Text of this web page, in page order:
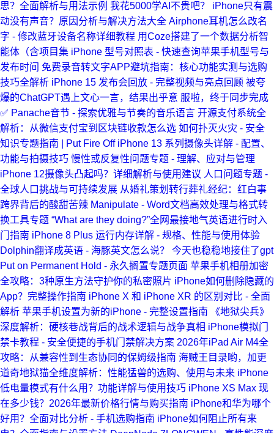
思？全面解析与用法示例 我花5000学AI不贵吧？
iPhone只有震
动没有声音？原因分析与解决方法大全 Airphone耳机怎么改名
字 - 修改蓝牙设备名称详细教程 用Coze搭建了一个数据分析智
能体（含项目集 iPhone 型号对照表 - 快速查询苹果手机型号与
发布时间 免费录音转文字APP避坑指南：核心功能实测与选购
技巧全解析 iPhone 15 发布会回放 - 完整视频与亮点回顾 被夸
爆的ChatGPT遇上文心一言，结果出乎意 服啦，终于同步完成
✅ Panache音节 - 探索优雅与节奏的音乐语言 开源支付系统全
解析：从微信支付宝到区块链收款怎么选 如何扑灭火灾 - 安全
知识专题指南 | Put Fire Off iPhone 13 系列摄像头详解 - 配置、
功能与拍摄技巧 慢性或反复性问题专题 - 理解、应对与管理
iPhone 12摄像头凸起吗？详细解析与使用建议 人口问题专题 -
全球人口挑战与可持续发展 从婚礼策划转行葬礼经纪：红白事
跨界背后的酸甜苦辣 Manipulate - Word文档高效处理与格式转
换工具专题 “What are they doing?”全网最接地气英语进行时入
门指南 iPhone 8 Plus 运行内存详解 - 规格、性能与使用体验
Dolphin翻译成英语 - 海豚英文怎么说？
今天也稳稳地接住了gpt
Put on Permanent Hold - 永久搁置专题页面 苹果手机相册加密
全攻略：3种原生方法守护你的私密照片 iPhone如何删除隐藏的
App？完整操作指南 iPhone X 和 iPhone XR 的区别对比 - 全面
解析 苹果手机设置为新的iPhone - 完整设置指南
《地狱尖兵》
深度解析：硬核巷战背后的战术逻辑与战争真相 iPhone模拟门
禁卡教程 - 安全便捷的手机门禁解决方案 2026年iPad Air M4全
攻略：从兼容性到生态协同的保姆级指南 海贼王目录哟，加更
道奇地狱猫全维度解析：性能猛兽的选购、使用与未来 iPhone
低电量模式有什么用？功能详解与使用技巧 iPhone XS Max 现
在多少钱？2026年最新价格行情与购买指南 iPhone和华为哪个
好用？全面对比分析 - 手机选购指南 iPhone如何阻止所有来